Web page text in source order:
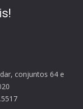
conjuntos 64 e